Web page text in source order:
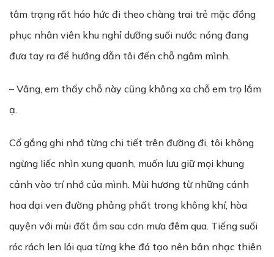
tâm trạng rất háo hức đi theo chàng trai trẻ mặc đồng
phục nhân viên khu nghỉ dưỡng suối nước nóng đang
đưa tay ra để hướng dẫn tôi đến chỗ ngâm mình.
– Vâng, em thấy chỗ này cũng không xa chỗ em trọ lắm
ạ.
Cố gắng ghi nhớ từng chi tiết trên đường đi, tôi không
ngừng liếc nhìn xung quanh, muốn lưu giữ mọi khung
cảnh vào trí nhớ của mình. Mùi hương từ những cánh
hoa dại ven đường phảng phất trong không khí, hòa
quyện với mùi đất ẩm sau cơn mưa đêm qua. Tiếng suối
róc rách len lỏi qua từng khe đá tạo nên bản nhạc thiên